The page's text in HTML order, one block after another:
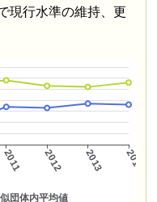
現行水準の維持、更